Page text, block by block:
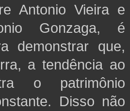
Antonio Vieira e
Gonzaga, é
demonstrar que,
a tendência ao
o patrimônio
Disso não